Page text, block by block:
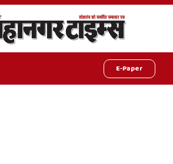
E-Paper